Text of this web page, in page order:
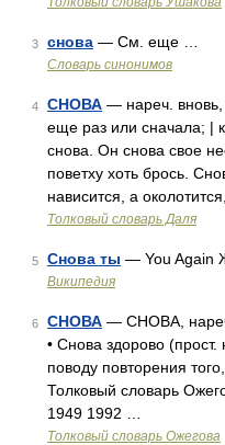
3 снова — См. еще …
Словарь синонимов
4 СНОВА — нареч. вновь,
еще раз или сначала; |
снова. Он снова свое
поветху хоть брось.
нависится, а
Толковый словарь Даля
5 Снова ты — You Again
Википедия
6 СНОВА — СНОВА,
• Снова здорово
поводу повторения
Толковый словарь
1949 1992 …
Толковый словарь Ожегова